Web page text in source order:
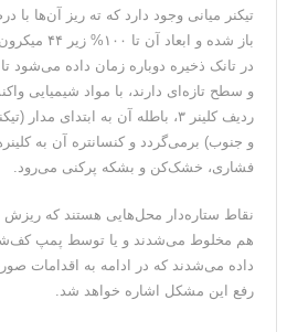
باز شده و
در تانک ذخیره دوباره زمان داده می‌شود
و سطح تازه‌ای دارند، با مواد شیمیایی
ردیف کلینر ۳، باطله آن به ابتدای
فشاری، خشک‌کن و بشکه پرکنی می‌رود.
نقاط ستاره‌دار محل‌هایی هستند که ریزش
هم مخلوط می‌شدند و یا توسط پمپ
داده ‌می‌شدند که در ادامه به اقدامات
رفع این مشکل اشاره خواهد شد.